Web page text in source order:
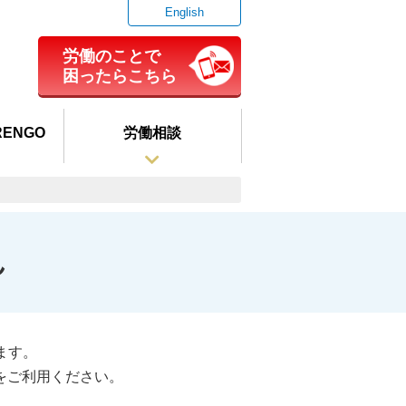
English
労働のことで
困ったらこちら
労働相談
。
利用ください。